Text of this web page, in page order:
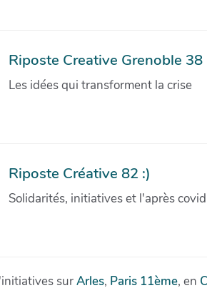
Riposte Creative Grenoble 38
Les idées qui transforment la crise
Riposte Créative 82 :)
Solidarités, initiatives et l'après
surArles, Paris 11ème, en